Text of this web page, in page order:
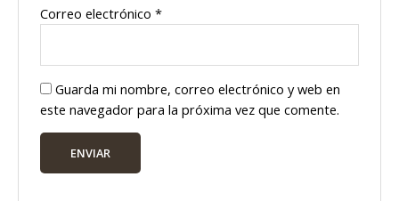
Correo electrónico*
Guarda mi nombre, correo electrónico y web en
este navegador para la próxima vez que comente.